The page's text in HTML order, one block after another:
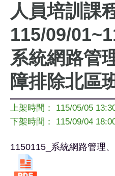
人員培訓課
115/09/
系統網路管
障排除北區
上架時間： 115/05/05
下架時間： 115/09/04
1150115_系統網路管理